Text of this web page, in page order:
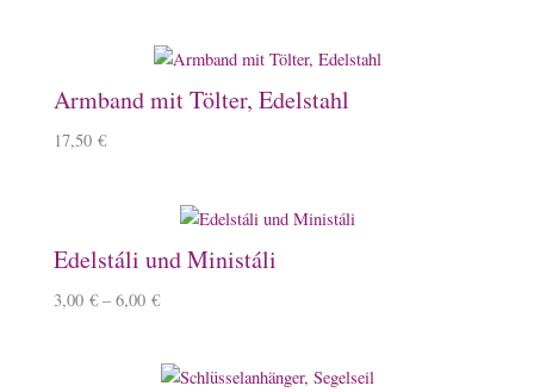
Armband mit Tölter, Edelstahl
17,50 €
Edelstáli und Ministáli
3,00 € –6,00 €